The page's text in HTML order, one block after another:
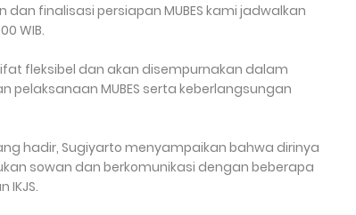
finalisasi persiapan MUBES kami jadwalkan
WIB.
fleksibel dan akan disempurnakan dalam
MUBES serta keberlangsungan
hadir, Sugiyarto menyampaikan bahwa dirinya
sowan dan berkomunikasi dengan beberapa
IKJS.